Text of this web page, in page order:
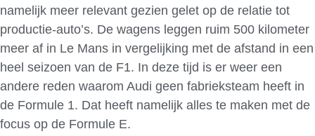
namelijk meer relevant gezien gelet op de relatie tot
productie-auto’s. De wagens leggen ruim 500 kilometer
meer af in Le Mans in vergelijking met de afstand in een
heel seizoen van de F1. In deze tijd is er weer een
andere reden waarom Audi geen fabrieksteam heeft in
de Formule 1. Dat heeft namelijk alles te maken met de
focus op de Formule E.